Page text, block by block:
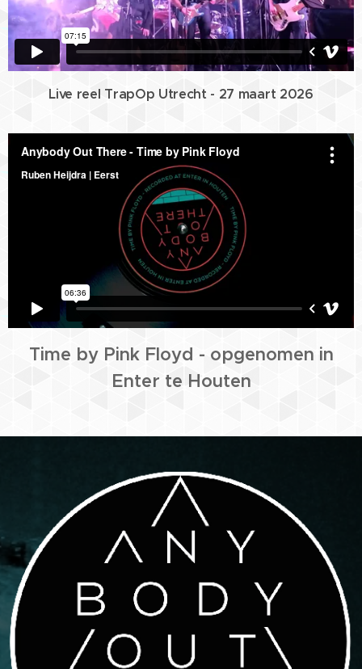
Live reel TrapOp Utrecht - 27 maart 2026
Time by Pink Floyd - opgenomen in
Enter te Houten